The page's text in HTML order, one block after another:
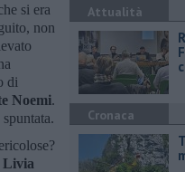
si era
non
di
Noemi.
Livia
Attualità
Cronaca